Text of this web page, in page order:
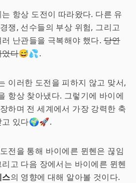
항상 도전이 따라왔다. 다른 유
쟁, 선수들의 부상 위험, 그리고
난관들을 극복해야 했다.당연
었다😅💦.
이러한 도전을 피하지 않고 맞서,
항상 찾아냈다. 그렇기에 바이에
하며 전 세계에서 가장 강력한 축
고 있다🌍🚀.
전을 통해 바이에른 뮌헨은 끊임
고 다음 장에서는 바이에른 뮌헨
스의 영향에 대해 알아볼 것이다.